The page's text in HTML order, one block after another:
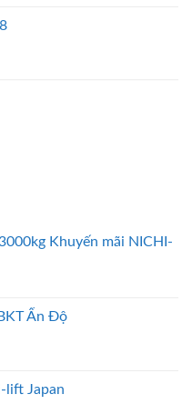
Khuyến mãi NICHI-
Ấn Độ
lift Japan